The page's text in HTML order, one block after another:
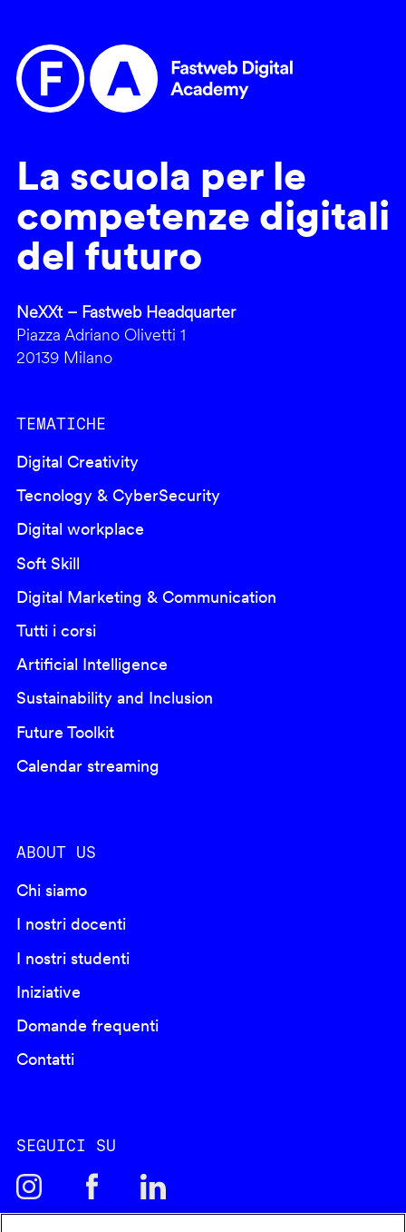
La scuola per le
competenze digitali
del futuro
NeXXt – Fastweb Headquarter
Piazza Adriano Olivetti 1
20139 Milano
TEMATICHE
Digital Creativity
Tecnology & CyberSecurity
Digital workplace
Soft Skill
Digital Marketing & Communication
Tutti i corsi
Artificial Intelligence
Sustainability and Inclusion
Future Toolkit
Calendar streaming
ABOUT US
Chi siamo
I nostri docenti
I nostri studenti
Iniziative
Domande frequenti
Contatti
SEGUICI SU